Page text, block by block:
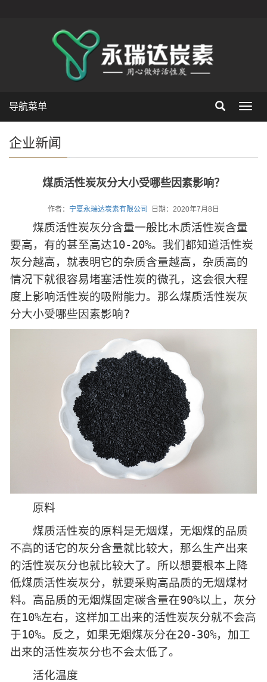
导航菜单
企业新闻
煤质活性炭灰分大小受哪些因素影响？
作者： 宁夏永瑞达炭素有限公司 日期：2020年7月8日
煤质活性炭灰分含量一般比木质活性炭含量
要高，有的甚至高达10-20%。我们都知道活性炭
灰分越高，就表明它的杂质含量越高，杂质高的
情况下就很容易堵塞活性炭的微孔，这会很大程
度上影响活性炭的吸附能力。那么煤质活性炭灰
分大小受哪些因素影响?
原料
煤质活性炭的原料是无烟煤，无烟煤的品质
不高的话它的灰分含量就比较大，那么生产出来
的活性炭灰分也就比较大了。所以想要根本上降
低煤质活性炭灰分，就要采购高品质的无烟煤材
料。高品质的无烟煤固定碳含量在90%以上，灰分
在10%左右，这样加工出来的活性炭灰分就不会高
于10%。反之，如果无烟煤灰分在20-30%，加工
出来的活性炭灰分也不会太低了。
活化温度